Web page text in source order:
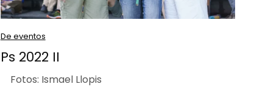
De eventos
Ps 2022 II
Fotos: Ismael Llopis